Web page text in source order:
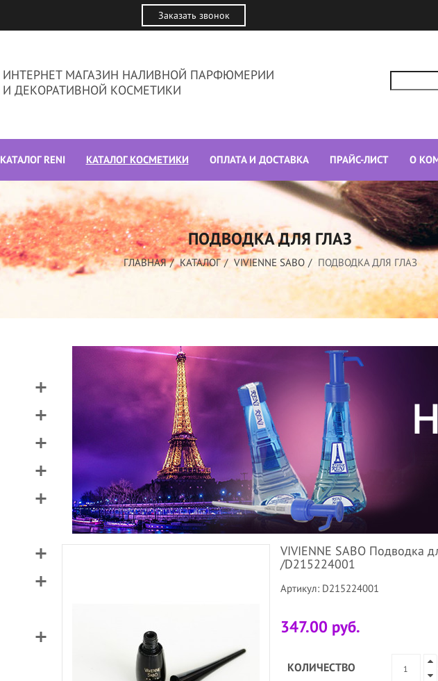
Заказать звонок
ИНТЕРНЕТ МАГАЗИН НАЛИВНОЙ ПАРФЮМЕРИИ
И ДЕКОРАТИВНОЙ КОСМЕТИКИ
КАТАЛОГ RENI КАТАЛОГ КОСМЕТИКИ ОПЛАТА И ДОСТАВКА ПРАЙС-ЛИСТ О
ПОДВОДКА ДЛЯ ГЛАЗ
ГЛАВНАЯ КАТАЛОГ VIVIENNE SABO ПОДВОДКА ДЛЯ ГЛАЗ
VIVIENNE SABO Подводка
/D215224001
Артикул: D215224001
347.00 руб.
КОЛИЧЕСТВО